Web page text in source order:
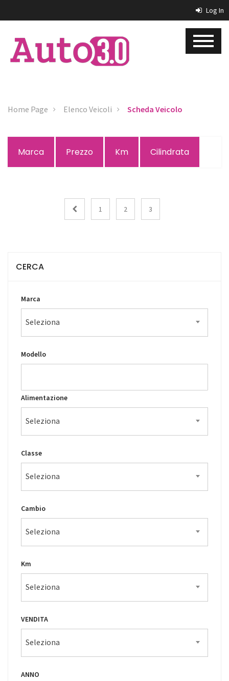
Log In
Home Page Elenco Veicoli Scheda Veicolo
Marca Prezzo Km Cilindrata
1 2 3
CERCA
Marca
Seleziona
Modello
Alimentazione
Seleziona
Classe
Seleziona
Cambio
Seleziona
Km
Seleziona
VENDITA
Seleziona
ANNO